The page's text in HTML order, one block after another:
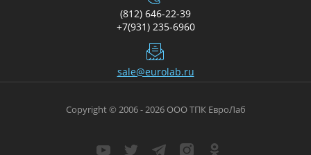
(812) 646-22-39
+7(931) 235-6960
sale@eurolab.ru
Copyright © 2006 - 2026 ООО ТПК ЕвроЛаб